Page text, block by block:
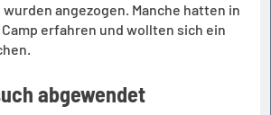
angezogen. Manche hatten in
erfahren und wollten sich ein
abgewendet